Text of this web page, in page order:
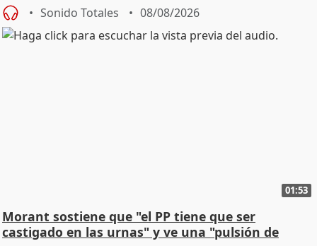
jóvenes
Sonido Totales 08/08/2026
01:53
Morant sostiene que "el PP tiene que ser
castigado en las urnas" y ve una "pulsión de